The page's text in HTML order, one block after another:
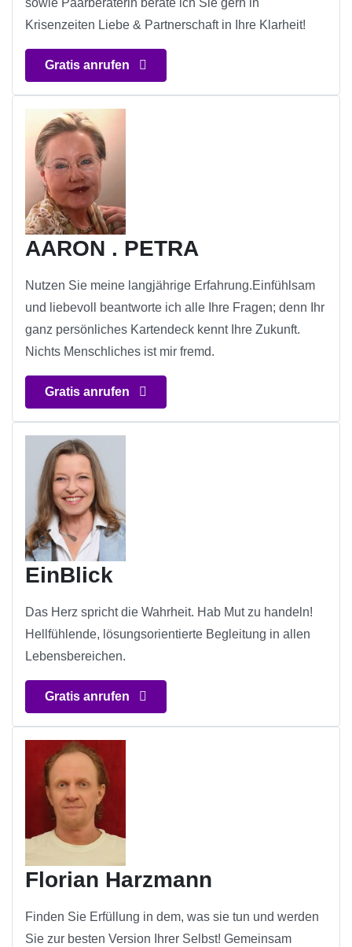
sowie Paarberaterin berate ich Sie gern in
Krisenzeiten Liebe & Partnerschaft in Ihre Klarheit!
Gratis anrufen
AARON . PETRA
Nutzen Sie meine langjährige Erfahrung.Einfühlsam
und liebevoll beantworte ich alle Ihre Fragen; denn Ihr
ganz persönliches Kartendeck kennt Ihre Zukunft.
Nichts Menschliches ist mir fremd.
Gratis anrufen
EinBlick
Das Herz spricht die Wahrheit. Hab Mut zu handeln!
Hellfühlende, lösungsorientierte Begleitung in allen
Lebensbereichen.
Gratis anrufen
Florian Harzmann
Finden Sie Erfüllung in dem, was sie tun und werden
Sie zur besten Version Ihrer Selbst! Gemeinsam